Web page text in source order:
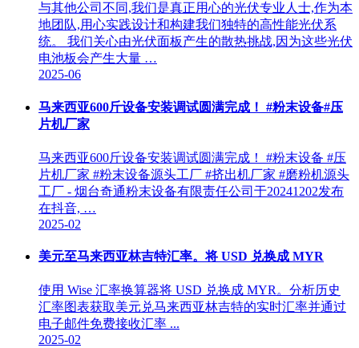
与其他公司不同,我们是真正用心的光伏专业人士,作为本
地团队,用心实践设计和构建我们独特的高性能光伏系
统。 我们关心由光伏面板产生的散热挑战,因为这些光伏
电池板会产生大量 …
2025-06
马来西亚600斤设备安装调试圆满完成！ #粉末设备#压
片机厂家
马来西亚600斤设备安装调试圆满完成！ #粉末设备 #压
片机厂家 #粉末设备源头工厂 #挤出机厂家 #磨粉机源头
工厂 - 烟台奇通粉末设备有限责任公司于20241202发布
在抖音, …
2025-02
美元至马来西亚林吉特汇率。将 USD 兑换成 MYR
使用 Wise 汇率换算器将 USD 兑换成 MYR。分析历史
汇率图表获取美元兑马来西亚林吉特的实时汇率并通过
电子邮件免费接收汇率 ...
2025-02